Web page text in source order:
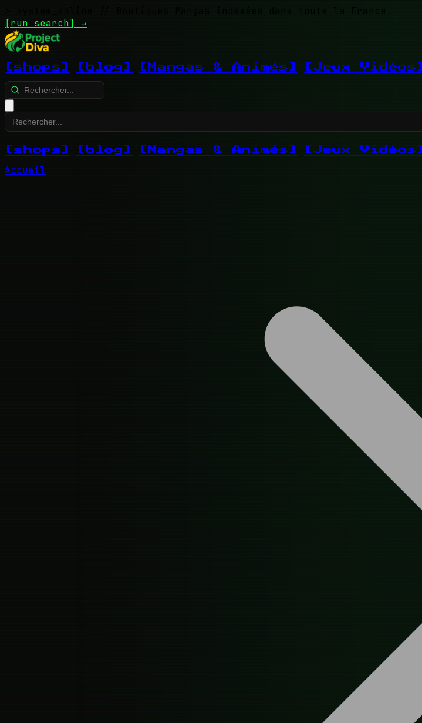
// Boutiques Mangas indexées dans toute la France
[run search] →
[shops] [blog] [Mangas & Animés] [Jeux Vidéos]
[shops] [blog] [Mangas & Animés] [Jeux Vidéos]
Accueil